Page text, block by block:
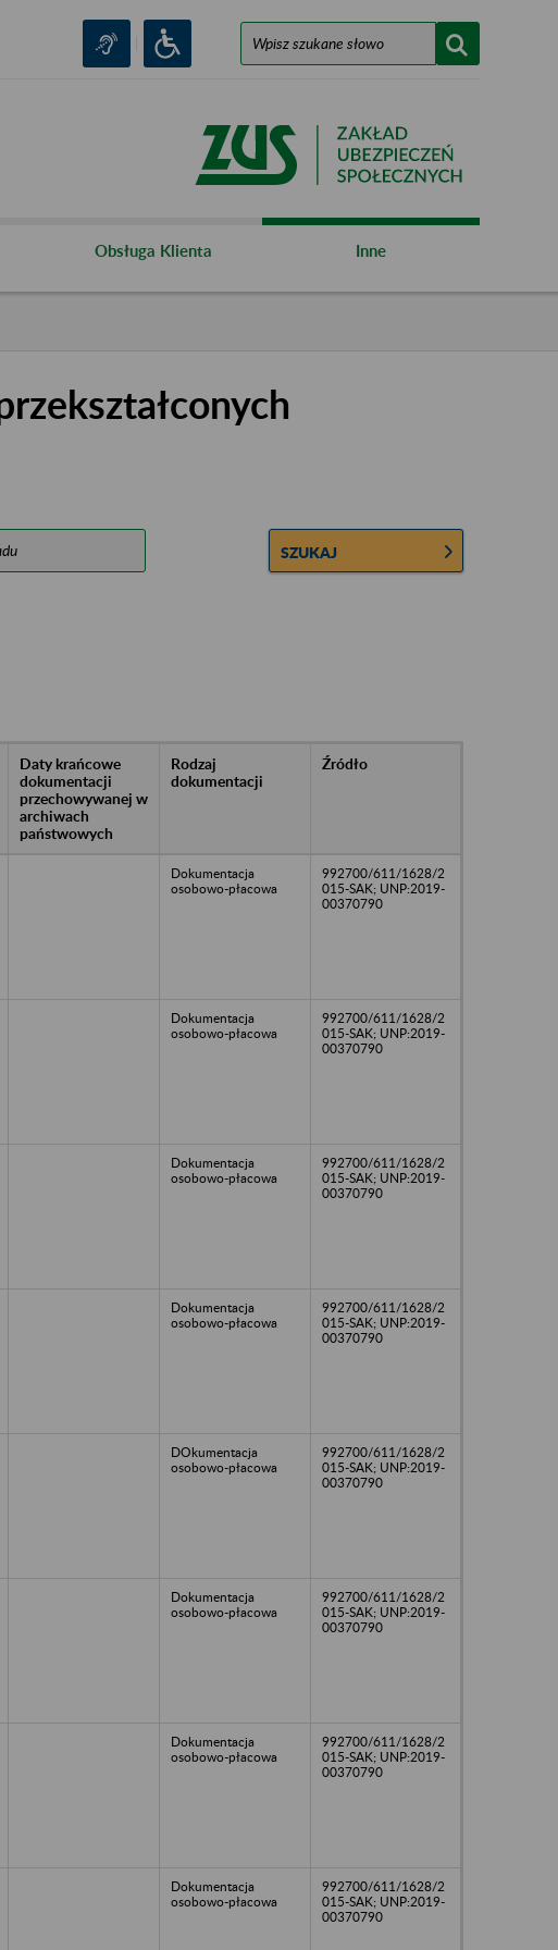
Obsługa Klienta Inne
SZUKAJ
Daty krańcowe
dokumentacji
przechowywanej w
archiwach
państwowych
Rodzaj
dokumentacji
Źródło
Dokumentacja
osobowo-płacowa
992700/611/1628/2
015-SAK; UNP:2019-
00370790
Dokumentacja
osobowo-płacowa
992700/611/1628/2
015-SAK; UNP:2019-
00370790
Dokumentacja
osobowo-płacowa
992700/611/1628/2
015-SAK; UNP:2019-
00370790
Dokumentacja
osobowo-płacowa
992700/611/1628/2
015-SAK; UNP:2019-
00370790
DOkumentacja
osobowo-płacowa
992700/611/1628/2
015-SAK; UNP:2019-
00370790
Dokumentacja
osobowo-płacowa
992700/611/1628/2
015-SAK; UNP:2019-
00370790
Dokumentacja
osobowo-płacowa
992700/611/1628/2
015-SAK; UNP:2019-
00370790
Dokumentacja
osobowo-płacowa
992700/611/1628/2
015-SAK; UNP:2019-
00370790